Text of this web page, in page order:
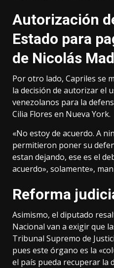
Autorización
Estado para
de Nicolás
Por otro lado, Capriles se
la decisión de autorizar el
venezolanos para la
Cilia Flores en Nueva York.
«No estoy de acuerdo. A
permitieron poner su
estan dejando, ese es el
acuerdo», solamente»,
Reforma
Asimismo, el diputado
Nacional van a exigir que
Tribunal Supremo de
pues este órgano es la
el país pueda recuperar la